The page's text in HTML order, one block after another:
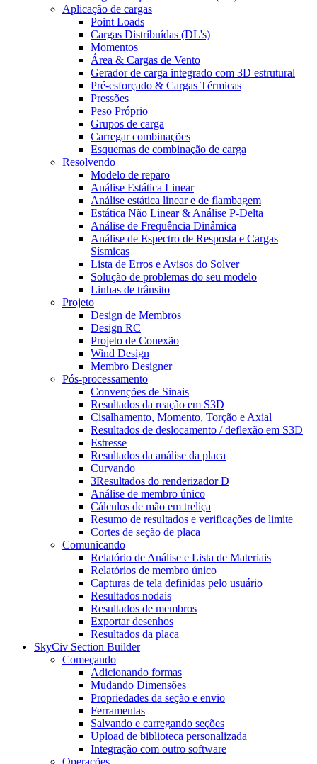
Aplicação de cargas
Point Loads
Cargas Distribuídas (DL's)
Momentos
Área & Cargas de Vento
Gerador de carga integrado com 3D estrutural
Pré-esforçado & Cargas Térmicas
Pressões
Peso Próprio
Grupos de carga
Carregar combinações
Esquemas de combinação de carga
Resolvendo
Modelo de reparo
Análise Estática Linear
Análise estática linear e de flambagem
Estática Não Linear & Análise P-Delta
Análise de Frequência Dinâmica
Análise de Espectro de Resposta e Cargas
Sísmicas
Lista de Erros e Avisos do Solver
Solução de problemas do seu modelo
Linhas de trânsito
Projeto
Design de Membros
Design RC
Projeto de Conexão
Wind Design
Membro Designer
Pós-processamento
Convenções de Sinais
Resultados da reação em S3D
Cisalhamento, Momento, Torção e Axial
Resultados de deslocamento / deflexão em S3D
Estresse
Resultados da análise da placa
Curvando
3Resultados do renderizador D
Análise de membro único
Cálculos de mão em treliça
Resumo de resultados e verificações de limite
Cortes de seção de placa
Comunicando
Relatório de Análise e Lista de Materiais
Relatórios de membro único
Capturas de tela definidas pelo usuário
Resultados nodais
Resultados de membros
Exportar desenhos
Resultados da placa
SkyCiv Section Builder
Começando
Adicionando formas
Mudando Dimensões
Propriedades da seção e envio
Ferramentas
Salvando e carregando seções
Upload de biblioteca personalizada
Integração com outro software